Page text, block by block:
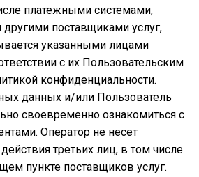
платежными системами,
поставщиками услуг,
указанными лицами
с их Пользовательским
конфиденциальности.
данных и/или Пользователь
своевременно ознакомиться с
Оператор не несет
третьих лиц, в том числе
пункте поставщиков услуг.